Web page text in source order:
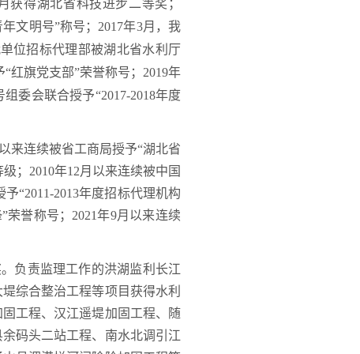
获得湖北省科技进步二等奖；
文明号”称号；2017年3月，我
位招标代理部被湖北省水利厅
红旗党支部”荣誉称号； 2019年
委会联合授予“2017-2018年度
来连续被省工商局授予“湖北省
；2010年12月以来连续被中国
“2011-2013年度招标代理机构
荣誉称号； 2021年9月以来连续
负责监理工作的洪湖监利长江
堤综合整治工程等项目获得水利
工程、汉江遥堤加固工程、随
码头二站工程、 南水北调引江